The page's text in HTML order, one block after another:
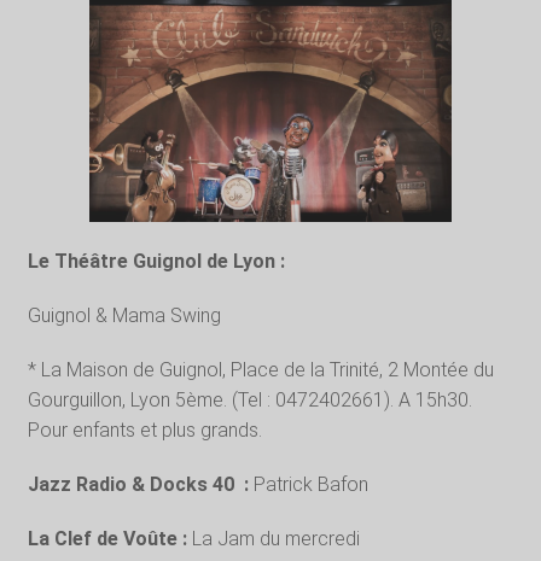
Le Théâtre Guignol de Lyon :
Guignol & Mama Swing
* La Maison de Guignol, Place de la Trinité, 2 Montée du
Gourguillon, Lyon 5ème. (Tel : 0472402661). A 15h30.
Pour enfants et plus grands.
Jazz Radio & Docks 40 : Patrick Bafon
La Clef de Voûte : La Jam du mercredi